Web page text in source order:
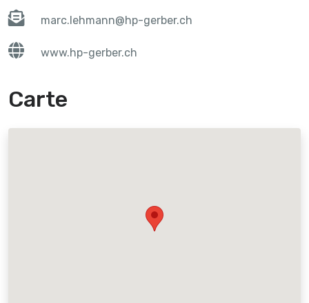
marc.lehmann@hp-gerber.ch
www.hp-gerber.ch
Carte